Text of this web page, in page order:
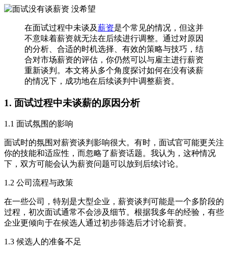
在面试过程中未谈及薪资是个常见的情况，但这并
不意味着薪资就无法在后续进行调整。通过对原因
的分析、合适的时机选择、有效的策略与技巧，结
合对市场薪资的评估，你仍然可以与雇主进行薪资
重新谈判。本文将从多个角度探讨如何在没有谈薪
的情况下，成功地在后续谈判中调整薪资。
1. 面试过程中未谈薪的原因分析
1.1 面试氛围的影响
面试时的氛围对薪资谈判影响很大。有时，面试官可能更关注
你的技能和适应性，而忽略了薪资话题。我认为，这种情况
下，双方可能会认为薪资问题可以放到后续讨论。
1.2 公司流程与政策
在一些公司，特别是大型企业，薪资谈判可能是一个多阶段的
过程，初次面试通常不会涉及细节。根据我多年的经验，有些
企业更倾向于在候选人通过初步筛选后才讨论薪资。
1.3 候选人的准备不足